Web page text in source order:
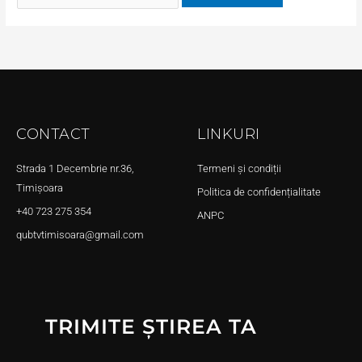
CONTACT
Strada 1 Decembrie nr.36,
Timișoara
+40 723 275 354
qubtvtimisoara@gmail.com
LINKURI
Termeni și condiții
Politica de confidențialitate
ANPC
TRIMITE ȘTIREA TA